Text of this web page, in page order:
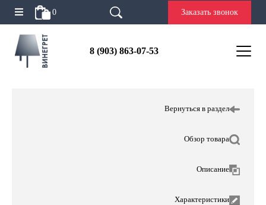
0 Заказать звонок
8 (903) 863-07-53
Вернуться в раздел
Обзор товара
Описание
Характеристики